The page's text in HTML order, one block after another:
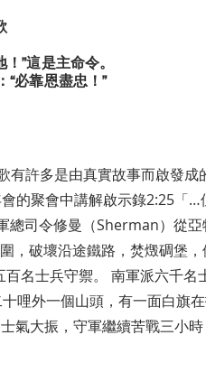
”這是主命令。
“必靠恩盡忠！”
許多是由真實故事而啟發成
的聚會中講解啟示錄2:25「
司令修曼（Sherman）從
，破壞沿途鐵路，焚燬碉堡
名士兵守禦。 南軍派六千名
哩外一個山頭，有一面白旗
大振，守軍繼續苦戰三小時